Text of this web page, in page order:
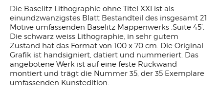
Die Baselitz Lithographie ohne Titel XXI ist als
einundzwanzigstes Blatt Bestandteil des insgesamt 21
Motive umfassenden Baselitz Mappenwerks ‚Suite 45’.
Die schwarz weiss Lithographie, in sehr gutem
Zustand hat das Format von 100 x 70 cm. Die Original
Grafik ist handsigniert, datiert und nummeriert. Das
angebotene Werk ist auf eine feste Rückwand
montiert und trägt die Nummer 35, der 35 Exemplare
umfassenden Kunstedition.